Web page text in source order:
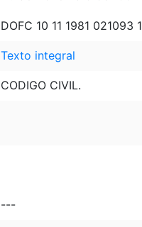
DOFC 10 11 1981 021093 1
Texto integral
CODIGO CIVIL.
---